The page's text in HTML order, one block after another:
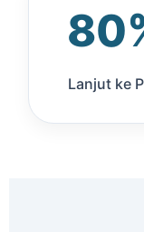
Lanjut ke